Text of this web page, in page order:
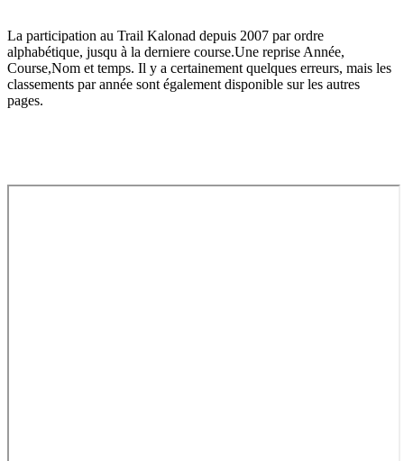
La participation au Trail Kalonad depuis 2007 par ordre
alphabétique, jusqu à la derniere course.Une reprise Année,
Course,Nom et temps. Il y a certainement quelques erreurs, mais les
classements par année sont également disponible sur les autres
pages.